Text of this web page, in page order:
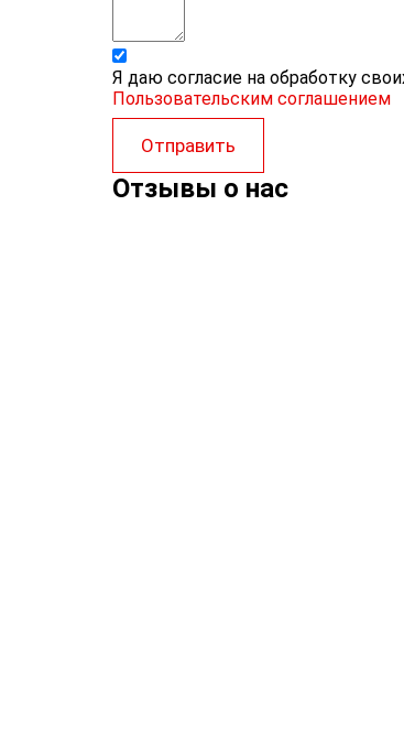
Я даю согласие на обработку
Пользовательским соглашением
Отправить
Отзывы о нас